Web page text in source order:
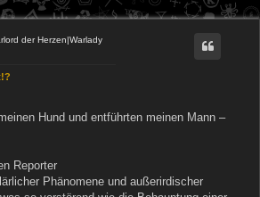
der Herzen|Warlady
Hund und entführten meinen Mann –
Reporter
Phänomene und außerirdischer